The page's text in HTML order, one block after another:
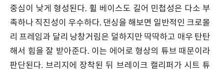
중심이 낮게 형성된다. 휠 베이스도 길어 민첩성은 다소 부
족하나 직진성이 우수하다. 댄싱을 해보면 일반적인 크로몰
리 프레임과 달리 낭창거림은 덜하지만 딱딱하고 매우 탄탄
해서 힘을 잘 받아준다. 이는 에어로 형상의 튜브 때문이라
판단된다. 브리지에 장착된 뒤 브레이크 캘리퍼가 시트 튜